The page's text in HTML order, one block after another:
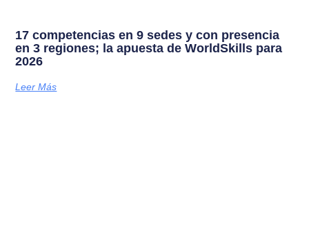
17 competencias en 9 sedes y con presencia
en 3 regiones; la apuesta de WorldSkills para
2026
Leer Más